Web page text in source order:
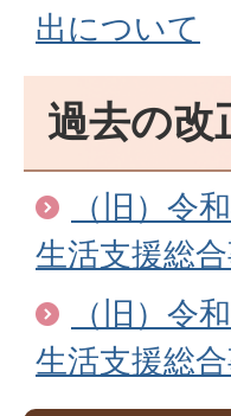
出について
過去の改
（旧）令
生活支援総
（旧）令
生活支援総